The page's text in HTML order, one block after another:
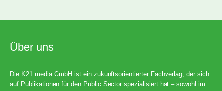
Über uns
Die K21 media GmbH ist ein zukunftsorientierter Fachverlag, der sich
auf Publikationen für den Public Sector spezialisiert hat – sowohl im